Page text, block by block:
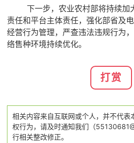
下一步，农业农村部将持续加
责任和平台主体责任，强化部省及
经营行为管理，严查违法违规行为
络售种环境持续优化。
打赏
相关内容来自互联网或个人，并不代表
权行为，请及时通知我们（
行相关整改修正。